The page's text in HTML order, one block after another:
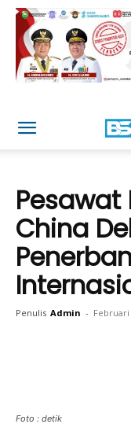
Pesawat
China
Penulis Admin - Februari
Foto : detik